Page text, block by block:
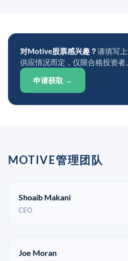
对Motive股票感兴趣？请填写
供应情况而定，仅限合格投资者。
申请获取 →
MOTIVE管理团队
Shoaib Makani
CEO
Joe Moran